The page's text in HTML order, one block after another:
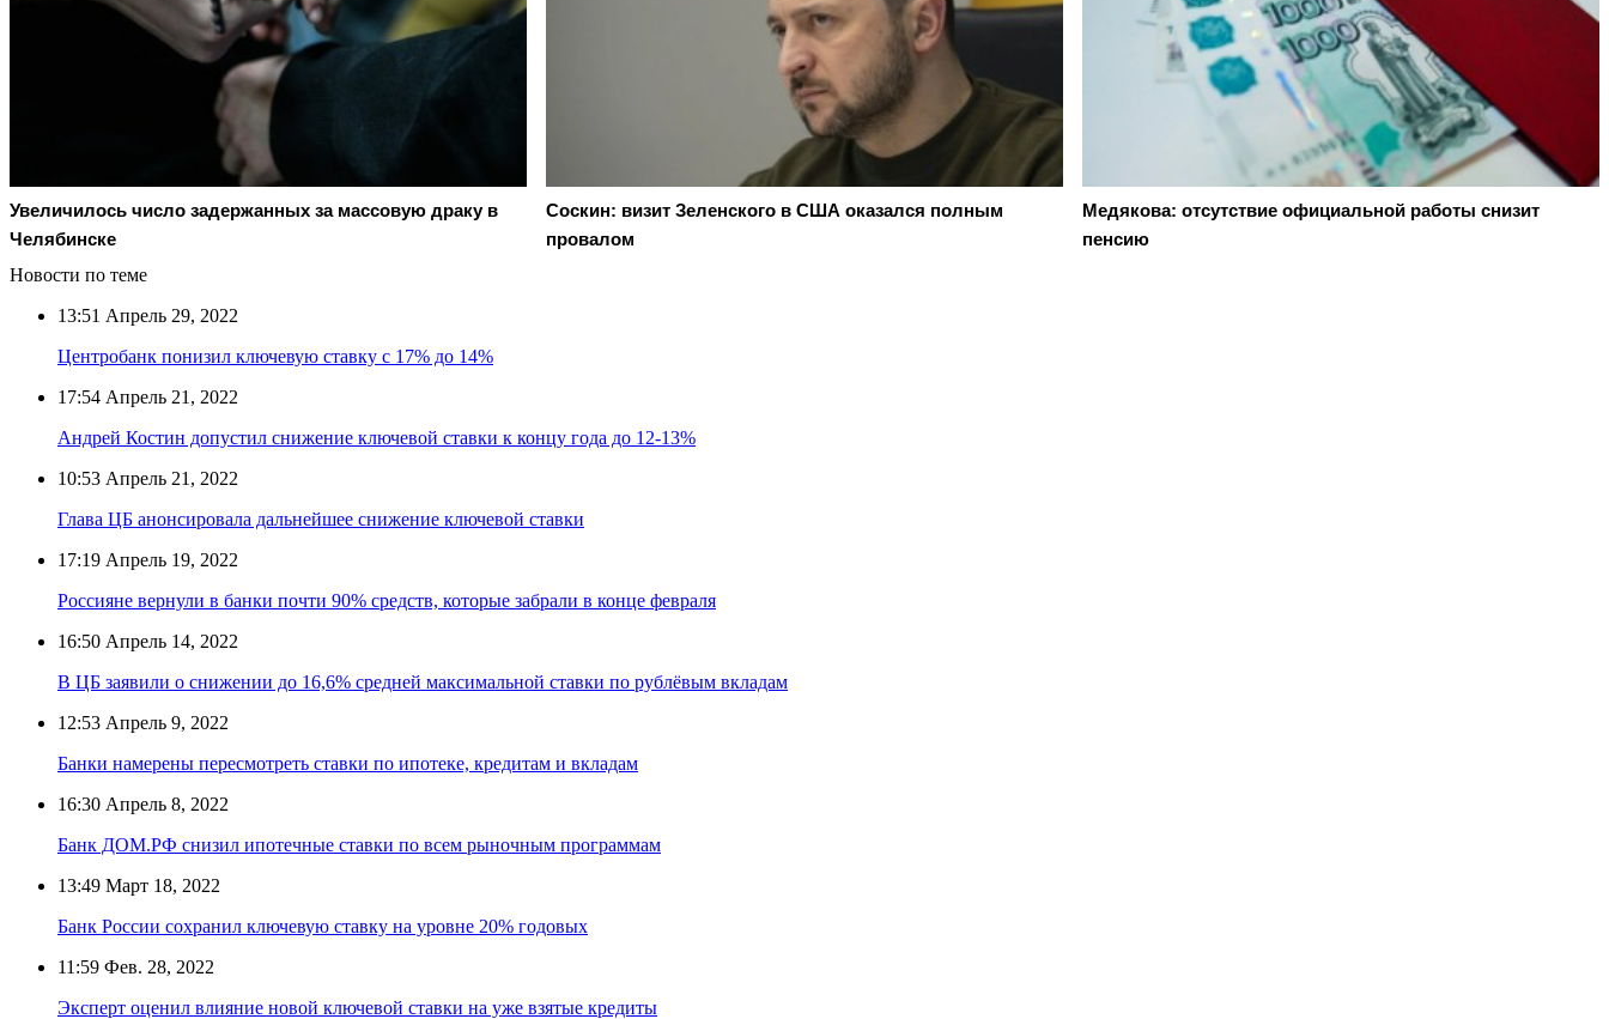
Увеличилось число задержанных за массовую драку в
Челябинске
Соскин: визит Зеленского в США оказался полным
провалом
Медякова: отсутствие официальной работы снизит
пенсию
Новости по теме
13:51 Апрель 29, 2022
Центробанк понизил ключевую ставку с 17% до 14%
17:54 Апрель 21, 2022
Андрей Костин допустил снижение ключевой ставки к концу года до 12-13%
10:53 Апрель 21, 2022
Глава ЦБ анонсировала дальнейшее снижение ключевой ставки
17:19 Апрель 19, 2022
Россияне вернули в банки почти 90% средств, которые забрали в конце февраля
16:50 Апрель 14, 2022
В ЦБ заявили о снижении до 16,6% средней максимальной ставки по рублёвым вкладам
12:53 Апрель 9, 2022
Банки намерены пересмотреть ставки по ипотеке, кредитам и вкладам
16:30 Апрель 8, 2022
Банк ДОМ.РФ снизил ипотечные ставки по всем рыночным программам
13:49 Март 18, 2022
Банк России сохранил ключевую ставку на уровне 20% годовых
11:59 Фев. 28, 2022
Эксперт оценил влияние новой ключевой ставки на уже взятые кредиты